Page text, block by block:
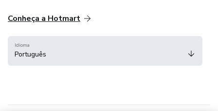
Conheça a Hotmart
Idioma
Português